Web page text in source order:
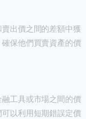
出價之間的差額中獲
保他們買賣資產的價
工具或市場之間的價
以利用短期錯誤定價